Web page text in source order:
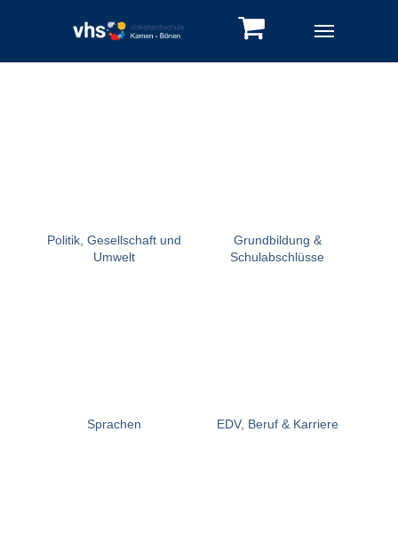
Politik, Gesellschaft und
Umwelt
Grundbildung &
Schulabschlüsse
Sprachen EDV, Beruf & Karriere